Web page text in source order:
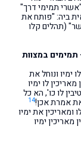
תמימי דרך"
ביה: "פותח את
(תהלים קלו
במצוות
ימיו ונוחל את
לו ימיו
לו כו', הא כל
אמרת אכן!14
ומאריכין את ימיו
מאריכין ימיו